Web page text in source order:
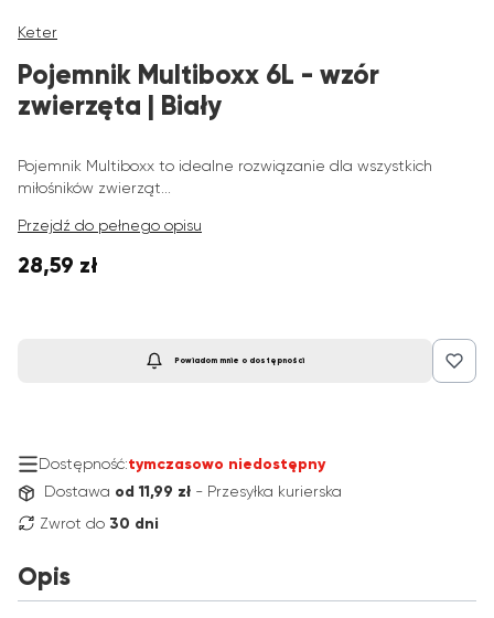
Keter
Pojemnik Multiboxx 6L - wzór
zwierzęta | Biały
Pojemnik Multiboxx to idealne rozwiązanie dla wszystkich
miłośników zwierząt...
Przejdź do pełnego opisu
Cena
28,59 zł
Powiadom mnie o dostępności
Dostępność:tymczasowo niedostępny
Dostawa od 11,99 zł - Przesyłka kurierska
Zwrot do 30 dni
Opis